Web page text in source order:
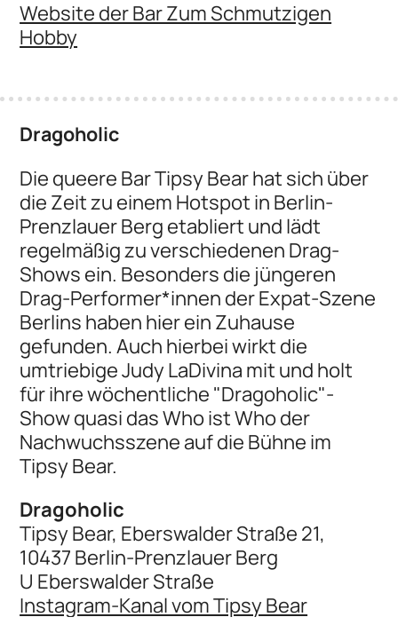
Website der Bar Zum Schmutzigen
Hobby
Dragoholic
Die queere Bar Tipsy Bear hat sich über
die Zeit zu einem Hotspot in Berlin-
Prenzlauer Berg etabliert und lädt
regelmäßig zu verschiedenen Drag-
Shows ein. Besonders die jüngeren
Drag-Performer*innen der Expat-Szene
Berlins haben hier ein Zuhause
gefunden. Auch hierbei wirkt die
umtriebige Judy LaDivina mit und holt
für ihre wöchentliche "Dragoholic"-
Show quasi das Who ist Who der
Nachwuchsszene auf die Bühne im
Tipsy Bear.
Dragoholic
Tipsy Bear, Eberswalder Straße 21,
10437 Berlin-Prenzlauer Berg
U Eberswalder Straße
Instagram-Kanal vom Tipsy Bear